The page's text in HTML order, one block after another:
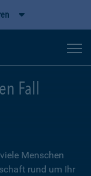
Fall
Menschen
rund um Ihr